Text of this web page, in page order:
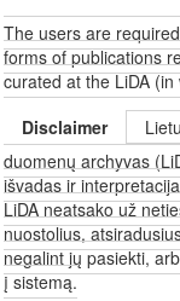
The users are
forms of publications
curated at the LiDA
Disclaimer
duomenų archyvas
išvadas ir
LiDA neatsako už
nuostolius,
negalint jų pasiekti,
į sistemą.